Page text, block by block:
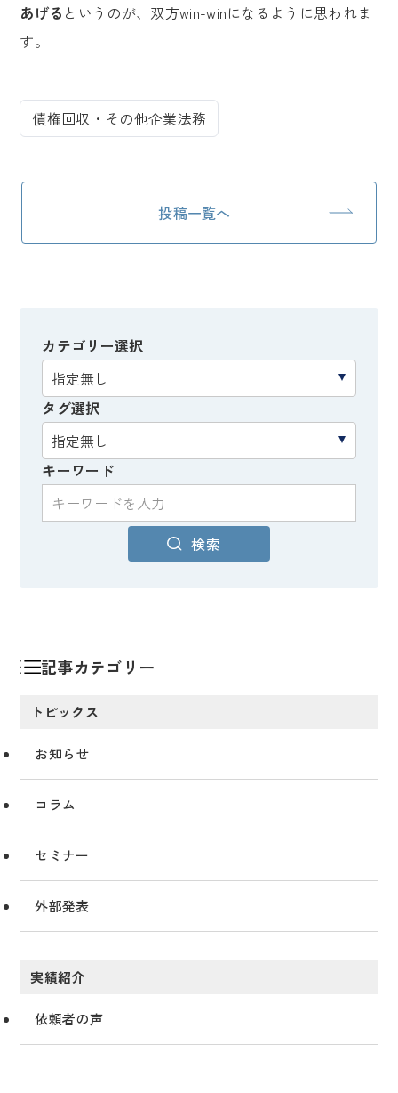
あげる というのが、双方win-winになるように思われま
す。
債権回収・その他企業法務
投稿一覧へ
カテゴリー選択
タグ選択
キーワード
検索
記事カテゴリー
トピックス
お知らせ
コラム
セミナー
外部発表
実績紹介
依頼者の声